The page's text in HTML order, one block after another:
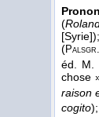
(
(Palsgr.
éd. M.
chose
raison
cogito